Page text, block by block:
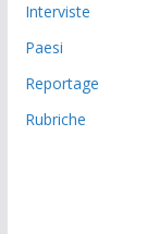
Interviste
Paesi
Reportage
Rubriche